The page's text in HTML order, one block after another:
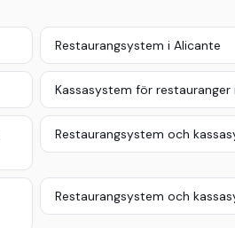
Restaurangsystem i Alicante
Kassasystem för restauranger
Restaurangsystem och
Restaurangsystem och